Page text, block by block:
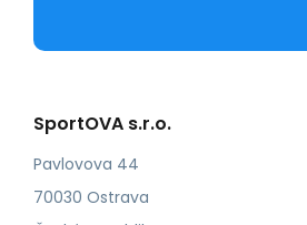
SportOVA s.r.o.
Pavlovova 44
70030 Ostrava